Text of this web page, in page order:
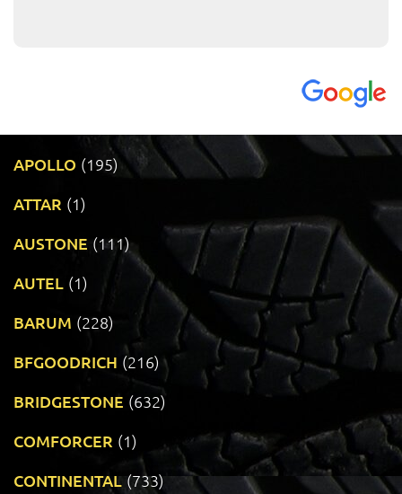
APOLLO (195)
ATTAR (1)
AUSTONE (111)
AUTEL (1)
BARUM (228)
BFGOODRICH (216)
BRIDGESTONE (632)
COMFORCER (1)
CONTINENTAL (733)